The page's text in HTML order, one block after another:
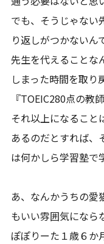
でも、そうじゃない
り返しがつかないん
先生を代えることな
しまった時間を取り
『TOEIC280点の教
それ以上になること
あるのだとすれば、
は何かしら学習塾で
あ、なんかうちの愛
もいい雰囲気になら
ぽぽりーた１歳６か